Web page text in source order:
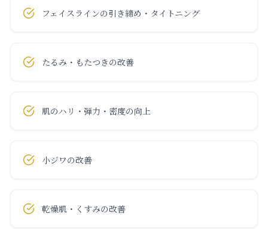
フェイスラインの引き締め・タイトニング
たるみ・もたつきの改善
肌のハリ・弾力・密度の向上
小ジワの改善
乾燥肌・くすみの改善